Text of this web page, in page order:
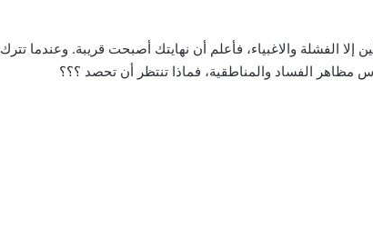
الفشلة والاغبياء، فأعلم أن نهايتك أصبحت قريبة. وعندما تترك
الفساد والمناطقية، فماذا تنتظر أن تحصد ؟؟؟